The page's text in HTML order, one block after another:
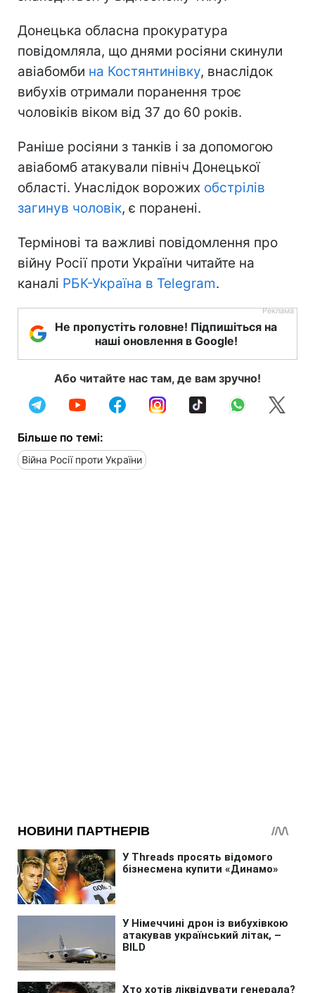
Донецька обласна прокуратура
повідомляла, що днями росіяни скинули
авіабомби на Костянтинівку, внаслідок
вибухів отримали поранення троє
чоловіків віком від 37 до 60 років.
Раніше росіяни з танків і за допомогою
авіабомб атакували північ Донецької
області. Унаслідок ворожих обстрілів
загинув чоловік, є поранені.
Термінові та важливі повідомлення про
війну Росії проти України читайте на
каналі РБК-Україна в Telegram.
Не пропустіть головне! Підпишіться на
наші оновлення в Google!
Або читайте нас там, де вам зручно!
Більше по темі:
Війна Росії проти України